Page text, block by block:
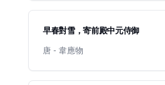
早春對雪，寄前殿中元侍御
唐 - 韋應物